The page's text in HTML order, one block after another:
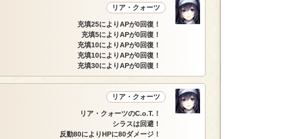
リア・クォーツ
充填25によりAPが0回復！
充填5によりAPが0回復！
充填10によりAPが0回復！
充填10によりAPが0回復！
充填30によりAPが0回復！
リア・クォーツ
リア・クォーツのC.o.T.！
シラスは回避！
反動80によりHPに80ダメージ！